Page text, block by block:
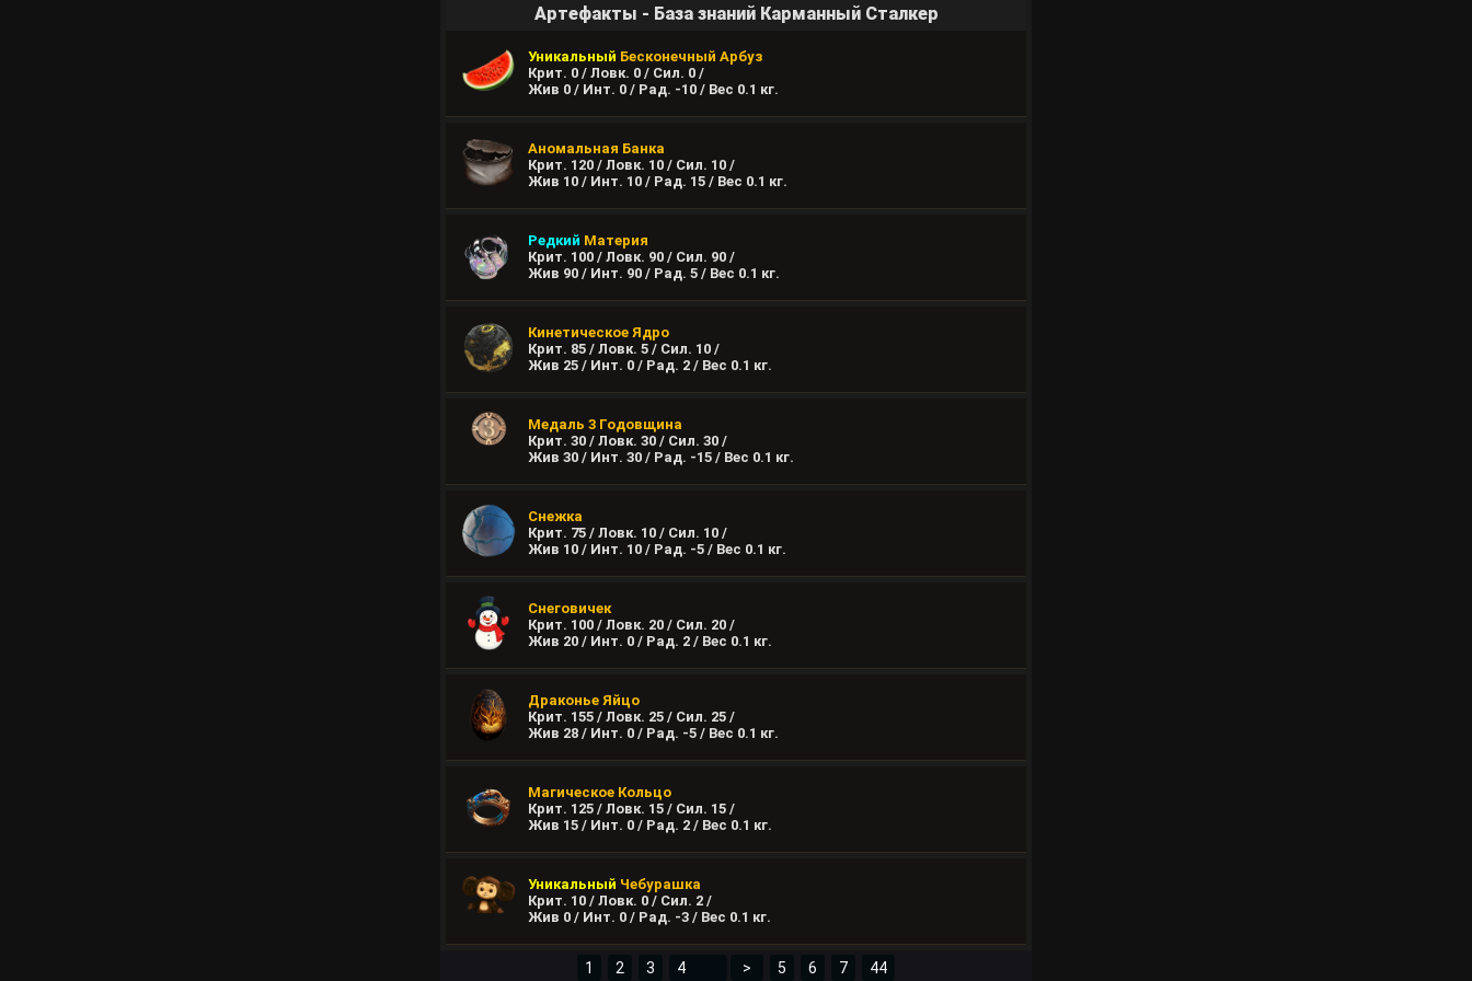
Артефакты - База знаний Карманный Сталкер
Уникальный Бесконечный Арбуз
Крит. 0 / Ловк. 0 / Сил. 0 /
Жив 0 / Инт. 0 / Рад. -10 / Вес 0.1 кг.
Аномальная Банка
Крит. 120 / Ловк. 10 / Сил. 10 /
Жив 10 / Инт. 10 / Рад. 15 / Вес 0.1 кг.
Редкий Материя
Крит. 100 / Ловк. 90 / Сил. 90 /
Жив 90 / Инт. 90 / Рад. 5 / Вес 0.1 кг.
Кинетическое Ядро
Крит. 85 / Ловк. 5 / Сил. 10 /
Жив 25 / Инт. 0 / Рад. 2 / Вес 0.1 кг.
Медаль 3 Годовщина
Крит. 30 / Ловк. 30 / Сил. 30 /
Жив 30 / Инт. 30 / Рад. -15 / Вес 0.1 кг.
Снежка
Крит. 75 / Ловк. 10 / Сил. 10 /
Жив 10 / Инт. 10 / Рад. -5 / Вес 0.1 кг.
Снеговичек
Крит. 100 / Ловк. 20 / Сил. 20 /
Жив 20 / Инт. 0 / Рад. 2 / Вес 0.1 кг.
Драконье Яйцо
Крит. 155 / Ловк. 25 / Сил. 25 /
Жив 28 / Инт. 0 / Рад. -5 / Вес 0.1 кг.
Магическое Кольцо
Крит. 125 / Ловк. 15 / Сил. 15 /
Жив 15 / Инт. 0 / Рад. 2 / Вес 0.1 кг.
Уникальный Чебурашка
Крит. 10 / Ловк. 0 / Сил. 2 /
Жив 0 / Инт. 0 / Рад. -3 / Вес 0.1 кг.
1 2 3 > 5 6 7 44